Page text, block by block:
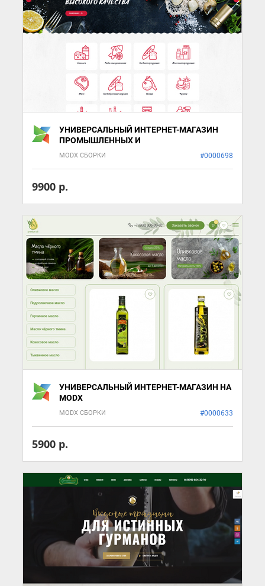
УНИВЕРСАЛЬНЫЙ ИНТЕРНЕТ-МАГАЗИН
ПРОМЫШЛЕННЫХ И
ПРОДОВОЛЬСТВЕННЫХ ТОВАРОВ
MODX СБОРКИ #0000698
9900 р.
УНИВЕРСАЛЬНЫЙ ИНТЕРНЕТ-МАГАЗИН НА
MODX
MODX СБОРКИ #0000633
5900 р.